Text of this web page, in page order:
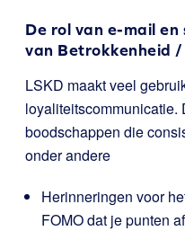
De rol van e-mail en
van Betrokkenheid
LSKD maakt veel
loyaliteitscommunicatie.
boodschappen die
onder andere
Herinneringen voor
FOMO dat je punten